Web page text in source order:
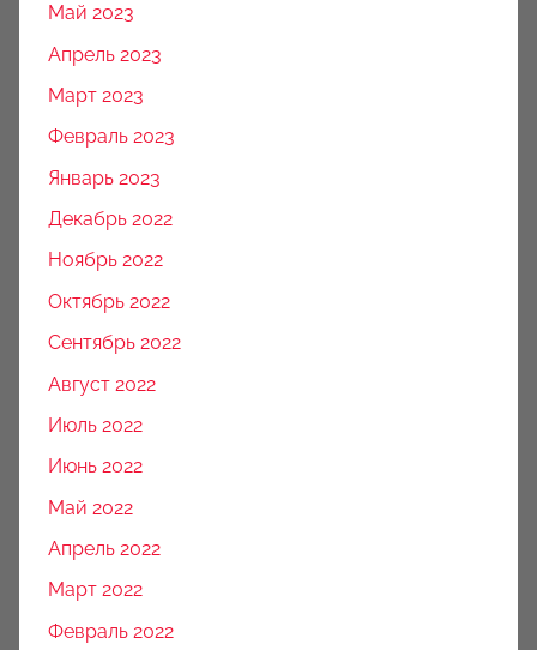
Май 2023
Апрель 2023
Март 2023
Февраль 2023
Январь 2023
Декабрь 2022
Ноябрь 2022
Октябрь 2022
Сентябрь 2022
Август 2022
Июль 2022
Июнь 2022
Май 2022
Апрель 2022
Март 2022
Февраль 2022